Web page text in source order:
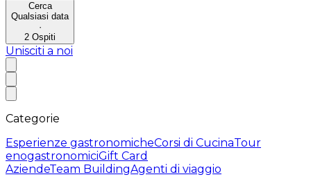
Cerca
Qualsiasi data
·
2 Ospiti
Unisciti a noi
Categorie
Esperienze gastronomicheCorsi di CucinaTour
enogastronomiciGift Card
AziendeTeam BuildingAgenti di viaggio